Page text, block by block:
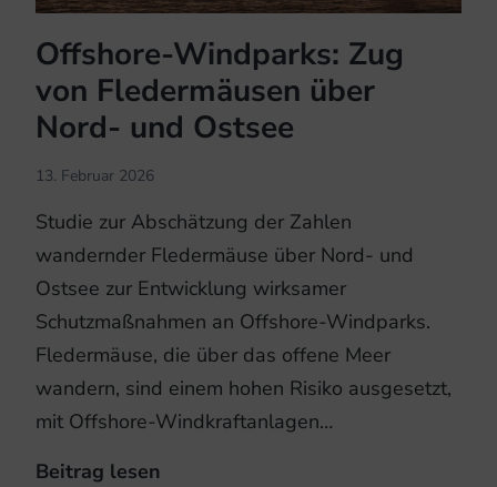
Offshore-Windparks: Zug
von Fledermäusen über
Nord- und Ostsee
13. Februar 2026
Studie zur Abschätzung der Zahlen
wandernder Fledermäuse über Nord- und
Ostsee zur Entwicklung wirksamer
Schutzmaßnahmen an Offshore-Windparks.
Fledermäuse, die über das offene Meer
wandern, sind einem hohen Risiko ausgesetzt,
mit Offshore-Windkraftanlagen…
Beitrag lesen